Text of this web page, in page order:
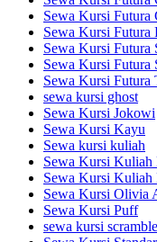
Sewa Kursi Futura
Sewa Kursi Futura
Sewa Kursi Futura
Sewa Kursi Futura
Sewa Kursi Futura
sewa kursi ghost
Sewa Kursi Jokowi
Sewa Kursi Kayu
Sewa kursi kuliah
Sewa Kursi Kuliah
Sewa Kursi Kuliah
Sewa Kursi Olivia
Sewa Kursi Puff
sewa kursi scramble